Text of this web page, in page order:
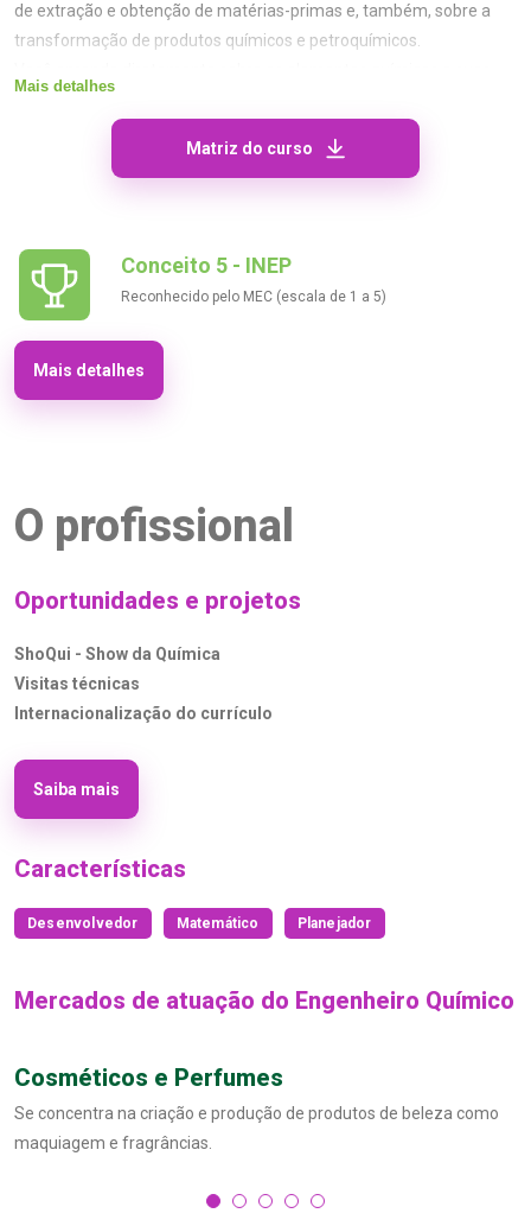
de extração e obtenção de matérias-primas e, também, sobre a
transformação de produtos químicos e petroquímicos.
possibilidades para os mais diversos produtos. Na Univille, o curso
conta com aulas teóricas online e dois encontros presenciais por
Mais detalhes
Matriz do curso
Conceito 5 - INEP
Reconhecido pelo MEC (escala de 1 a 5)
Mais detalhes
O profissional
Oportunidades e projetos
ShoQui - Show da Química
Visitas técnicas
Internacionalização do currículo
Saiba mais
Características
Desenvolvedor Matemático Planejador
Mercados de atuação do Engenheiro Químico
Cosméticos e Perfumes
Se concentra na criação e produção de produtos de beleza como
maquiagem e fragrâncias.